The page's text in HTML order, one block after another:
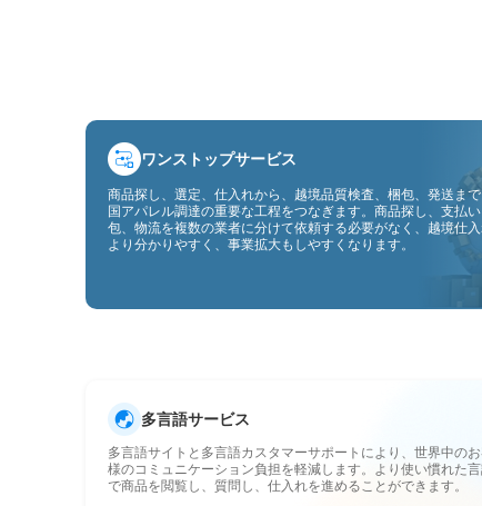
ワンストップサービス
商品探し、選定、仕入れから、越境品質検査、梱包、発送ま
国アパレル調達の重要な工程をつなぎます。商品探し、支払
包、物流を複数の業者に分けて依頼する必要がなく、越境仕
より分かりやすく、事業拡大もしやすくなります。
多言語サービス
多言語サイトと多言語カスタマーサポートにより、世界中の
様のコミュニケーション負担を軽減します。より使い慣れた
で商品を閲覧し、質問し、仕入れを進めることができます。